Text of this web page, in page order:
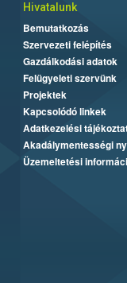
Hivatalunk
Bemutatkozás
Szervezeti felépítés
Gazdálkodási adatok
Felügyeleti szervünk
Projektek
Kapcsolódó linkek
Adatkezelési
Akadálymentességi
Üzemeltetési